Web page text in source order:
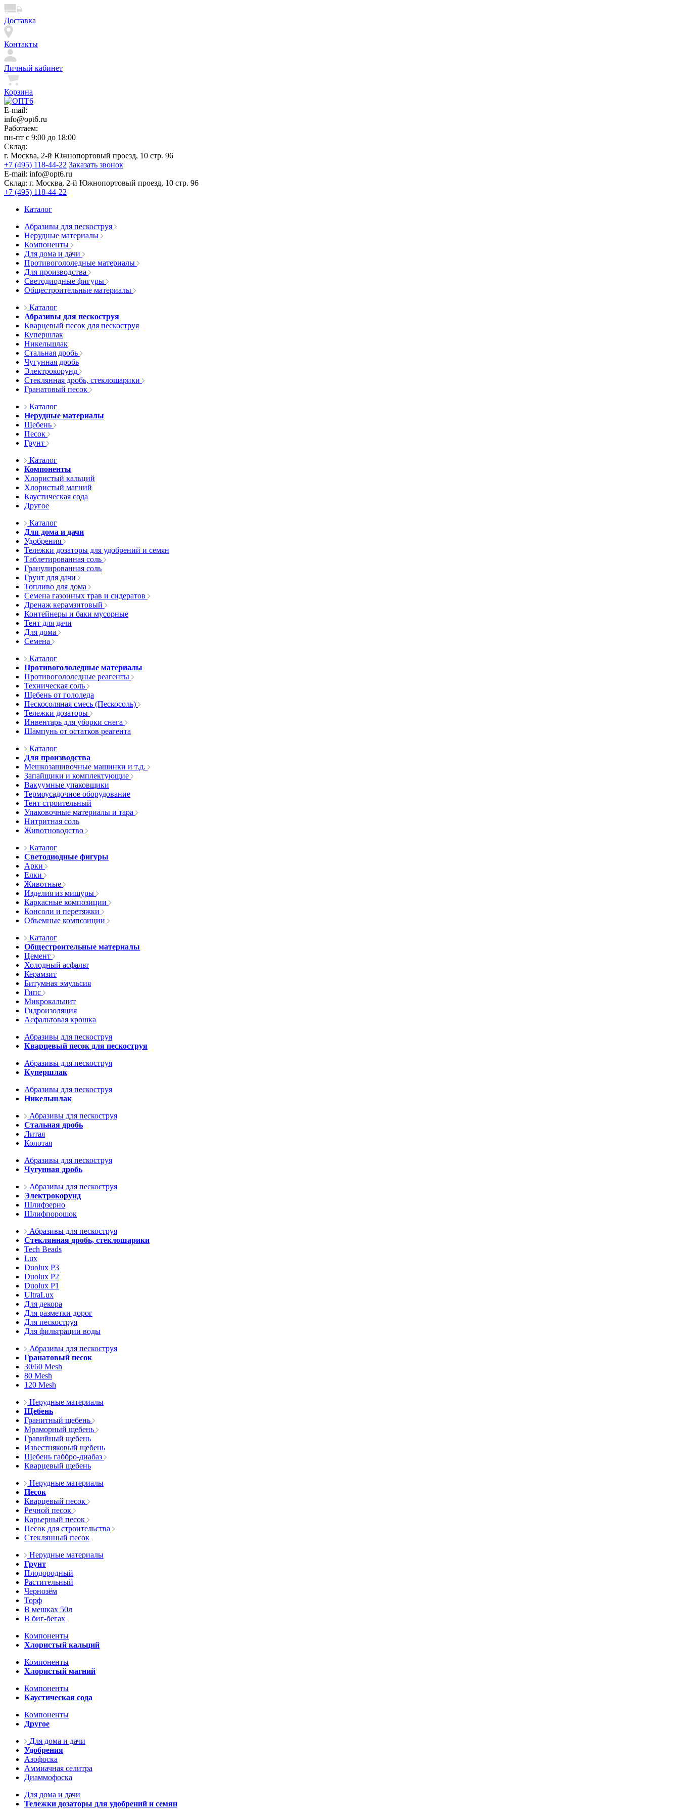
Доставка
Контакты
Личный кабинет
Корзина
E-mail:
info@opt6.ru
Работаем:
пн-пт с 9:00 до 18:00
Склад:
г. Москва, 2-й Южнопортовый проезд, 10 стр. 96
+7 (495) 118-44-22 Заказать звонок
E-mail: info@opt6.ru
Склад: г. Москва, 2-й Южнопортовый проезд, 10 стр. 96
+7 (495) 118-44-22
Каталог
Абразивы для пескоструя
Нерудные материалы
Компоненты
Для дома и дачи
Противогололедные материалы
Для производства
Светодиодные фигуры
Общестроительные материалы
Каталог
Абразивы для пескоструя
Кварцевый песок для пескоструя
Купершлак
Никельшлак
Стальная дробь
Чугунная дробь
Электрокорунд
Стеклянная дробь, стеклошарики
Гранатовый песок
Каталог
Нерудные материалы
Щебень
Песок
Грунт
Каталог
Компоненты
Хлористый кальций
Хлористый магний
Каустическая сода
Другое
Каталог
Для дома и дачи
Удобрения
Тележки дозаторы для удобрений и семян
Таблетированная соль
Гранулированная соль
Грунт для дачи
Топливо для дома
Семена газонных трав и сидератов
Дренаж керамзитовый
Контейнеры и баки мусорные
Тент для дачи
Для дома
Семена
Каталог
Противогололедные материалы
Противогололедные реагенты
Техническая соль
Щебень от гололеда
Пескосоляная смесь (Пескосоль)
Тележки дозаторы
Инвентарь для уборки снега
Шампунь от остатков реагента
Каталог
Для производства
Мешкозашивочные машинки и т.д.
Запайщики и комплектующие
Вакуумные упаковщики
Термоусадочное оборудование
Тент строительный
Упаковочные материалы и тара
Нитритная соль
Животноводство
Каталог
Светодиодные фигуры
Арки
Елки
Животные
Изделия из мишуры
Каркасные композиции
Консоли и перетяжки
Объемные композиции
Каталог
Общестроительные материалы
Цемент
Холодный асфальт
Керамзит
Битумная эмульсия
Гипс
Микрокальцит
Гидроизоляция
Асфальтовая крошка
Абразивы для пескоструя
Кварцевый песок для пескоструя
Абразивы для пескоструя
Купершлак
Абразивы для пескоструя
Никельшлак
Абразивы для пескоструя
Стальная дробь
Литая
Колотая
Абразивы для пескоструя
Чугунная дробь
Абразивы для пескоструя
Электрокорунд
Шлифзерно
Шлифпорошок
Абразивы для пескоструя
Стеклянная дробь, стеклошарики
Tech Beads
Lux
Duolux P3
Duolux P2
Duolux P1
UltraLux
Для декора
Для разметки дорог
Для пескоструя
Для фильтрации воды
Абразивы для пескоструя
Гранатовый песок
30/60 Mesh
80 Mesh
120 Mesh
Нерудные материалы
Щебень
Гранитный щебень
Мраморный щебень
Гравийный щебень
Известняковый щебень
Щебень габбро-диабаз
Кварцевый щебень
Нерудные материалы
Песок
Кварцевый песок
Речной песок
Карьерный песок
Песок для строительства
Стеклянный песок
Нерудные материалы
Грунт
Плодородный
Растительный
Чернозём
Торф
В мешках 50л
В биг-бегах
Компоненты
Хлористый кальций
Компоненты
Хлористый магний
Компоненты
Каустическая сода
Компоненты
Другое
Для дома и дачи
Удобрения
Азофоска
Аммиачная селитра
Диаммофоска
Для дома и дачи
Тележки дозаторы для удобрений и семян